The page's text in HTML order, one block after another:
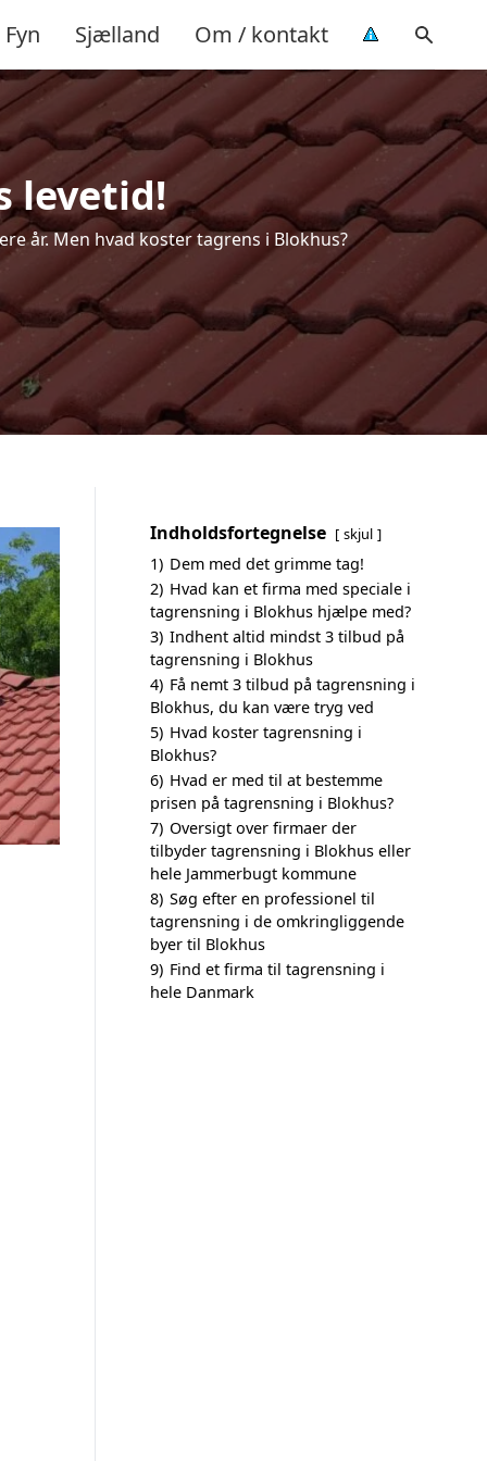
Fyn Sjælland Om / kontakt
levetid!
år. Men hvad koster tagrens i Blokhus?
Indholdsfortegnelse skjul
1) Dem med det grimme tag!
2) Hvad kan et firma med speciale i
tagrensning i Blokhus hjælpe med?
3) Indhent altid mindst 3 tilbud på
tagrensning i Blokhus
4) Få nemt 3 tilbud på tagrensning i
Blokhus, du kan være tryg ved
5) Hvad koster tagrensning i
Blokhus?
6) Hvad er med til at bestemme
prisen på tagrensning i Blokhus?
7) Oversigt over firmaer der
tilbyder tagrensning i Blokhus eller
hele Jammerbugt kommune
8) Søg efter en professionel til
tagrensning i de omkringliggende
byer til Blokhus
9) Find et firma til tagrensning i
hele Danmark